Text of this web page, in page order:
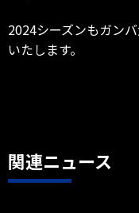
2024シーズンもガン
いたします。
関連ニュース